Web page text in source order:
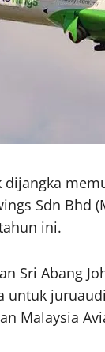
dijangka
Sdn Bhd
ini.
Sri Abang
untuk
Malaysia